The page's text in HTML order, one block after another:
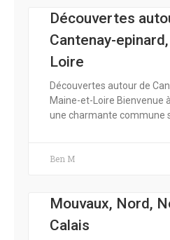
Découvertes
Cantenay-
Loire
Découvertes autour de
Maine-et-Loire Bienvenue
une charmante commune
Ben M
Mouvaux, Nord,
Calais